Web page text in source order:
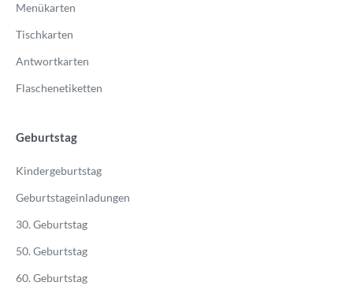
Menükarten
Tischkarten
Antwortkarten
Flaschenetiketten
Geburtstag
Kindergeburtstag
Geburtstageinladungen
30. Geburtstag
50. Geburtstag
60. Geburtstag